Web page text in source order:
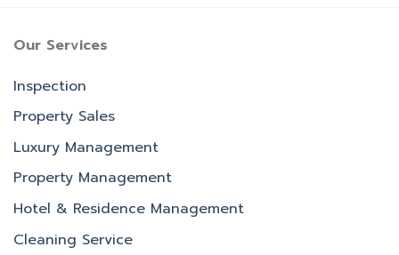
Our Services
Inspection
Property Sales
Luxury Management
Property Management
Hotel & Residence Management
Cleaning Service